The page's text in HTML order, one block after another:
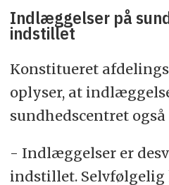
Indlæggelser på
indstillet
Konstitueret
oplyser, at
sundhedscentret
- Indlæggelser er
indstillet.